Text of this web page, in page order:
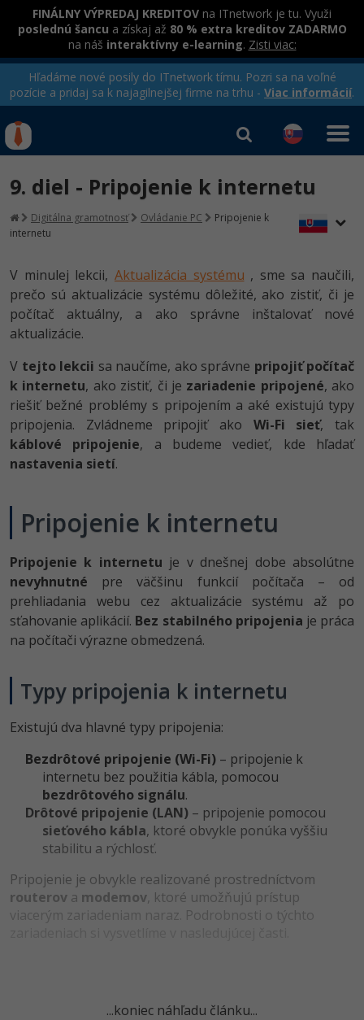
FINÁLNY VÝPREDAJ KREDITOV na ITnetwork je tu. Využi
poslednú šancu a získaj až 80 % extra kreditov ZADARMO
na náš interaktívny e-learning. Zisti viac:
Hľadáme nové posily do ITnetwork tímu. Pozri sa na voľné
pozície a pridaj sa k najagilnejšej firme na trhu - Viac informácií.
Rekvalifikačné kurzy
hradené úradom práce
Ako začať?
Java -80%
Python -80%
JavaScript -80%
PHP -80%
Swift -80%
Kotlin -80%
Céčko -80%
VB.NET
SQL
UML -80%
Algoritmy -41%
Umelá inteligencia -10%
Pre deti
Viac
Fórum
Kurzy e-commerce
Testovanie softvéru
WordPress
SEO -30%
UX
Copywriting -30%
MS Office -80%
Google Dokumenty
Fórum
Linux a UNIX
Siete
Kybernetická bezpečnost
Elektronický podpis
Windows
Kurzy dizajnu
Photoshop -80%
Adobe Illustrator -80%
Adobe Lightroom
Adobe After Effects
Blender -80%
Fotografovanie -80%
Video
Ostatné
Fórum
Príbehy absolventov
Blog
Médiá
Kariéra
Prihlásiť sa Registrovať
9. diel - Pripojenie k internetu
Digitálna gramotnosť Ovládanie PC
Pripojenie k
internetu
V minulej lekcii, Aktualizácia systému , sme sa naučili,
prečo sú aktualizácie systému dôležité, ako zistiť, či je
počítač aktuálny, a ako správne inštalovať nové
aktualizácie.
V tejto lekcii sa naučíme, ako správne pripojiť počítač
k internetu, ako zistiť, či je zariadenie pripojené, ako
riešiť bežné problémy s pripojením a aké existujú typy
pripojenia. Zvládneme pripojiť ako Wi-Fi sieť, tak
káblové pripojenie, a budeme vedieť, kde hľadať
nastavenia sietí.
Pripojenie k internetu
Pripojenie k internetu je v dnešnej dobe absolútne
nevyhnutné pre väčšinu funkcií počítača – od
prehliadania webu cez aktualizácie systému až po
sťahovanie aplikácií. Bez stabilného pripojenia je práca
na počítači výrazne obmedzená.
Typy pripojenia k internetu
Existujú dva hlavné typy pripojenia:
Bezdrôtové pripojenie (Wi-Fi) – pripojenie k
internetu bez použitia kábla, pomocou
bezdrôtového signálu.
Drôtové pripojenie (LAN) – pripojenie pomocou
sieťového kábla, ktoré obvykle ponúka vyššiu
stabilitu a rýchlosť.
Pripojenie je obvykle realizované prostredníctvom
routerov a modemov, ktoré umožňujú prístup
viacerým zariadeniam naraz. Podrobnosti o týchto
...koniec náhľadu článku...